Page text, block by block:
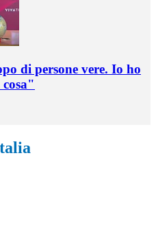
di persone vere. Io ho